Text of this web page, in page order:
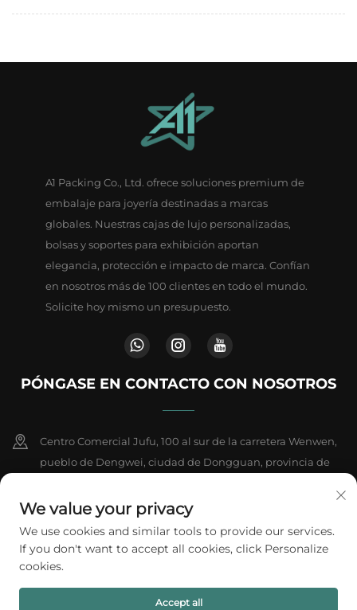
A1 Packing Co., Ltd. ofrece soluciones premium de
embalaje para joyería destinadas a marcas
globales. Nuestras cajas de lujo personalizadas,
bolsas y soportes para exhibición aportan
elegancia, protección e impacto de marca. Confían
en nosotros más de 100 clientes en todo el mundo.
Solicite hoy mismo un presupuesto.
PÓNGASE EN CONTACTO CON NOSOTROS
Centro Comercial Jufu, 100 al sur de la carretera Wenwen,
pueblo de Dengwei, ciudad de Dongguan, provincia de
+86-18802602550
[email protected]
Derechos de autor © 2026 A1 Packing Co., Ltd. Todos los derechos
We value your privacy
We use cookies and similar tools to provide our services.
If you don't want to accept all cookies, click Personalize
cookies.
Accept all